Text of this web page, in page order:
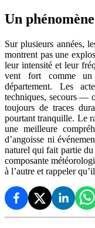
Un
Sur plusieurs années,
montrent pas une
leur intensité et leur
vent fort comme un
département. Les
techniques, secours —
toujours de traces
pourtant tranquille. Le
une meilleure
d’angoisse ni
naturel qui fait partie du
composante
à l’autre et rappeler